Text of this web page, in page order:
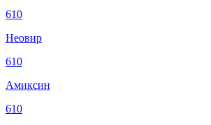
610
Неовир
610
Амиксин
610